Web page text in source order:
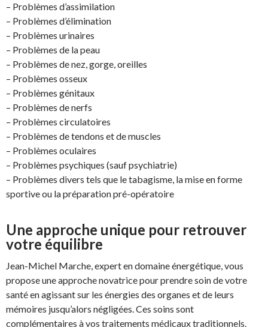
– Problèmes d’assimilation
– Problèmes d’élimination
– Problèmes urinaires
– Problèmes de la peau
– Problèmes de nez, gorge, oreilles
– Problèmes osseux
– Problèmes génitaux
– Problèmes de nerfs
– Problèmes circulatoires
– Problèmes de tendons et de muscles
– Problèmes oculaires
– Problèmes psychiques (sauf psychiatrie)
– Problèmes divers tels que le tabagisme, la mise en forme
sportive ou la préparation pré-opératoire
Une approche unique pour retrouver
votre équilibre
Jean-Michel Marche, expert en domaine énergétique, vous
propose une approche novatrice pour prendre soin de votre
santé en agissant sur les énergies des organes et de leurs
mémoires jusqu’alors négligées. Ces soins sont
complémentaires à vos traitements médicaux traditionnels.